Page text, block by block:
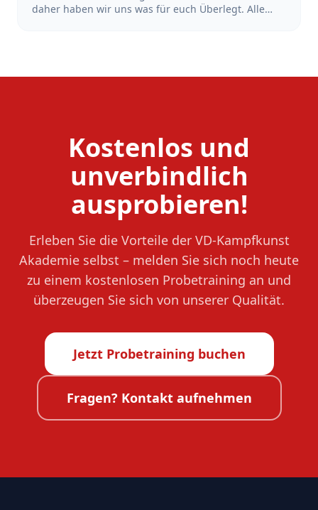
daher haben wir uns was für euch Überlegt. Alle
wegen der Ferien und Starte dein Training jetzt!
Kostenlos und
unverbindlich
ausprobieren!
Erleben Sie die Vorteile der VD-Kampfkunst
Akademie selbst – melden Sie sich noch heute
zu einem kostenlosen Probetraining an und
überzeugen Sie sich von unserer Qualität.
Jetzt Probetraining buchen
Fragen? Kontakt aufnehmen